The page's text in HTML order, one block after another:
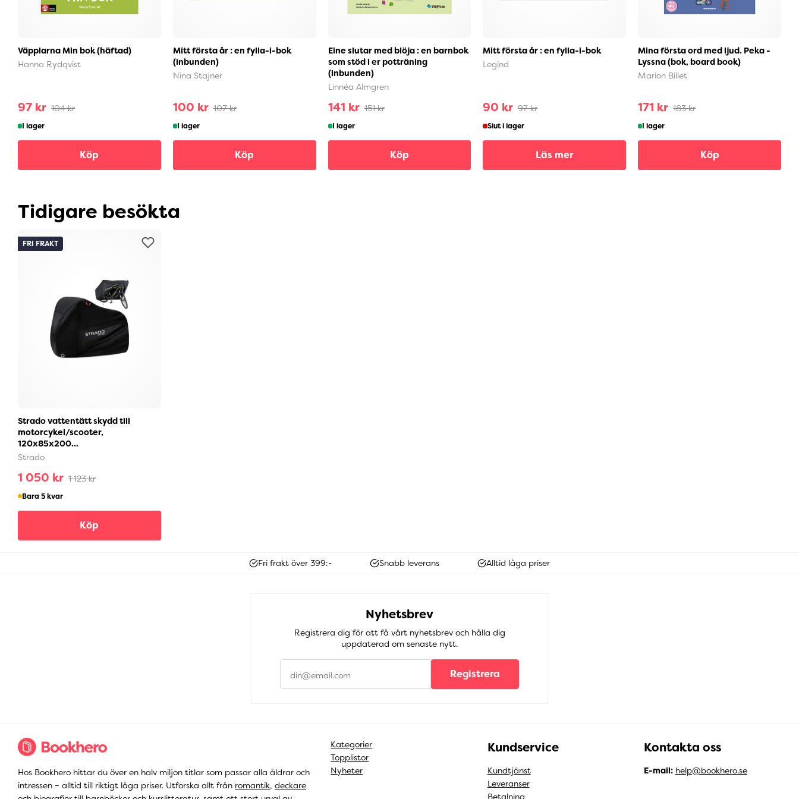
Väpplarna Min bok (häftad)
Hanna Rydqvist
97 kr 104 kr
I lager
Köp
Mitt första år : en fylla-i-bok
(inbunden)
Nina Stajner
100 kr 107 kr
I lager
Köp
Eine slutar med blöja : en barnbok
som stöd i er potträning
(inbunden)
Linnéa Almgren
141 kr 151 kr
I lager
Köp
Mitt första år : en fylla-i-bok
Legind
90 kr 97 kr
Slut i lager
Läs mer
Mina första ord med ljud. Peka -
Lyssna (bok, board book)
Marion Billet
171 kr 183 kr
I lager
Köp
Tidigare besökta
Strado vattentätt skydd till
motorcykel/scooter,
120x85x200...
Strado
1 050 kr 1 123 kr
FRI FRAKT
Bara 5 kvar
Köp
Fri frakt över 399:- Snabb leverans Alltid låga priser
Nyhetsbrev
Registrera dig för att få vårt nyhetsbrev och hålla dig
uppdaterad om senaste nytt.
Registrera
Hos Bookhero hittar du över en halv miljon titlar som passar alla åldrar och
intressen – alltid till riktigt låga priser. Utforska allt från romantik, deckare
Kategorier
Topplistor
Nyheter
Kundservice
Kundtjänst
Leveranser
Betalning
Kontakta oss
E-mail: help@bookhero.se